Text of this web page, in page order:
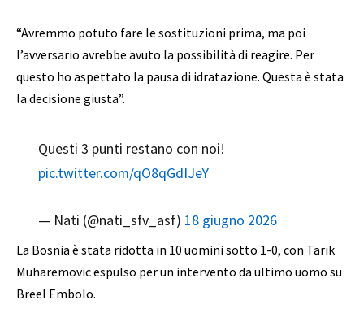
“Avremmo potuto fare le sostituzioni prima, ma poi
l’avversario avrebbe avuto la possibilità di reagire. Per
questo ho aspettato la pausa di idratazione. Questa è stata
la decisione giusta”.
Questi 3 punti restano con noi!
pic.twitter.com/qO8qGdIJeY
— Nati (@nati_sfv_asf) 18 giugno 2026
La Bosnia è stata ridotta in 10 uomini sotto 1-0, con Tarik
Muharemovic espulso per un intervento da ultimo uomo su
Breel Embolo.